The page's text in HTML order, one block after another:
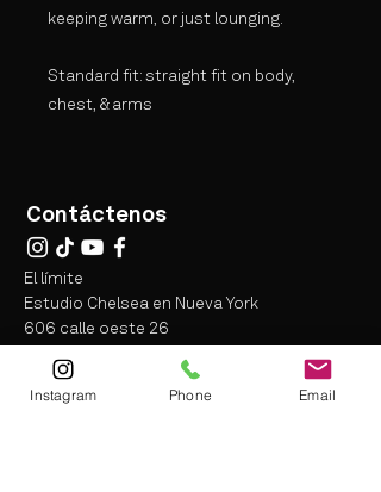
keeping warm, or just lounging.
Standard fit: straight fit on body,
chest, & arms
Contáctenos
El límite
Estudio Chelsea en Nueva York
606 calle oeste 26
mapa
info@thelimitfit.com
Instagram Phone Email